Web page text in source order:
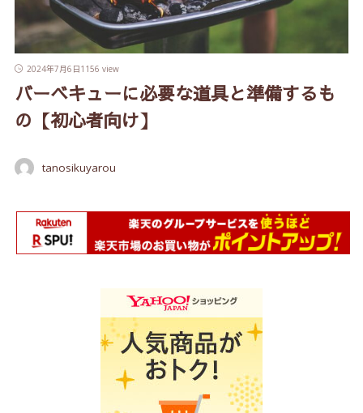
2024年7月6日1156 view
バーベキューに必要な道具と準備するも
の【初心者向け】
tanosikuyarou